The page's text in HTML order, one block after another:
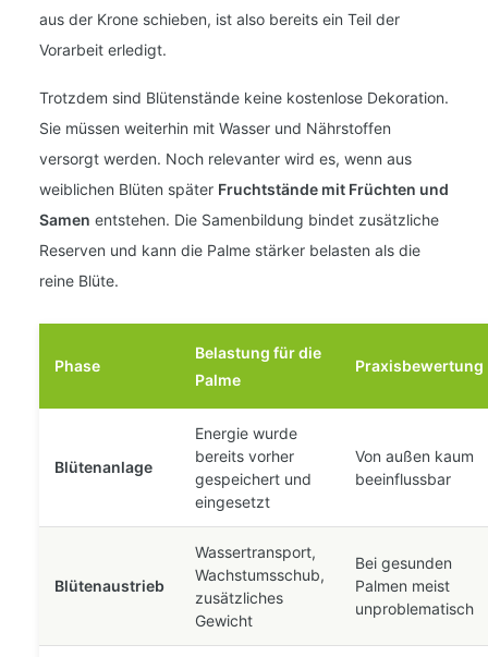
aus der Krone schieben, ist also bereits ein Teil der
Vorarbeit erledigt.
Trotzdem sind Blütenstände keine kostenlose Dekoration.
Sie müssen weiterhin mit Wasser und Nährstoffen
versorgt werden. Noch relevanter wird es, wenn aus
weiblichen Blüten später Fruchtstände mit Früchten und
Samen entstehen. Die Samenbildung bindet zusätzliche
Reserven und kann die Palme stärker belasten als die
reine Blüte.
Phase
Belastung für die
Palme
Praxisbewertung
Blütenanlage
Energie wurde
bereits vorher
gespeichert und
eingesetzt
Von außen kaum
beeinflussbar
Blütenaustrieb
Wassertransport,
Wachstumsschub,
zusätzliches
Gewicht
Bei gesunden
Palmen meist
unproblematisch